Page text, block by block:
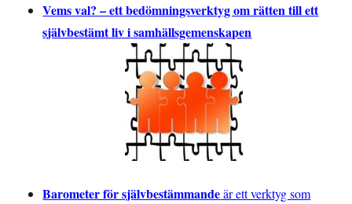
Vems val? – ett bedömningsverktyg om rätten till ett
självbestämt liv i samhällsgemenskapen
Barometer för självbestämmandeär ett verktyg som